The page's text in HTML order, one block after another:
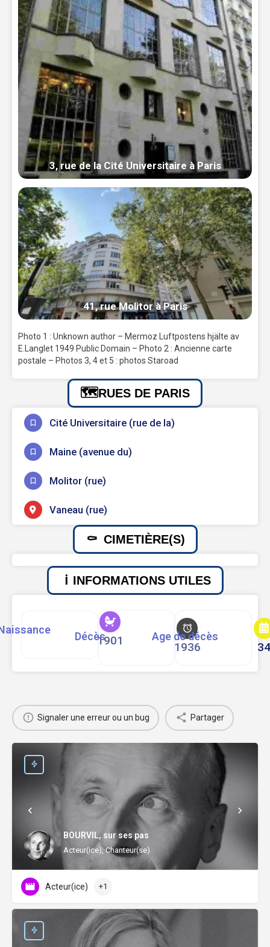
3, rue de la Cité Universitaire à Paris
41, rue Molitor à Paris
Photo 1 : Unknown author – Mermoz Luftpostens hjälte av
E.Langlet 1949 Public Domain – Photo 2 : Ancienne carte
postale – Photos 3, 4 et 5 : photos Staroad
RUES DE PARIS
Cité Universitaire (rue de la)
Maine (avenue du)
Molitor (rue)
Vaneau (rue)
CIMETIÈRE(S)
INFORMATIONS UTILES
1901
Décès
1936
Age de décès
Signaler une erreur ou un bug Partager
BOURVIL, sur ses pas
Acteur(ice), Chanteur(se)
Acteur(ice) +1